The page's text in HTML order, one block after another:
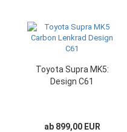
Toyota Supra MK5:
Design C61
ab 899,00 EUR